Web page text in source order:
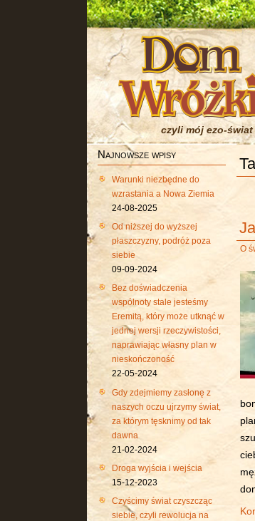
czyli mój ezo-świat
Najnowsze wpisy
Warunki niezbędne do
wzrastania a Nowa Ziemia
24-08-2025
Od niższej do wyższej
płaszczyzny, podróż poza
siebie
09-09-2024
Bez doświadczenia
wspólnoty stale jesteśmy
Eremitą, który może utknąć w
jednej wersji rzeczywistości,
naprawiając własny plan w
nieskończoność
22-05-2024
Gdy zdejmiemy zasłonę z
naszych oczu ujrzymy świat,
za którym tęsknimy od tak
dawna
21-02-2024
Droga wyjścia i wejścia
15-12-2023
Czyścimy świat czyszcząc
siebie, czyli rewolucja na
O